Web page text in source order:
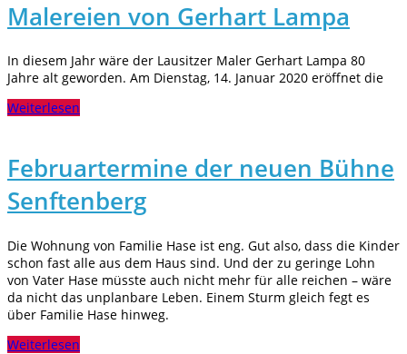
Malereien von Gerhart Lampa
In diesem Jahr wäre der Lausitzer Maler Gerhart Lampa 80
Jahre alt geworden. Am Dienstag, 14. Januar 2020 eröffnet die
Weiterlesen
Februartermine der neuen Bühne
Senftenberg
Die Wohnung von Familie Hase ist eng. Gut also, dass die Kinder
schon fast alle aus dem Haus sind. Und der zu geringe Lohn
von Vater Hase müsste auch nicht mehr für alle reichen – wäre
da nicht das unplanbare Leben. Einem Sturm gleich fegt es
über Familie Hase hinweg.
Weiterlesen